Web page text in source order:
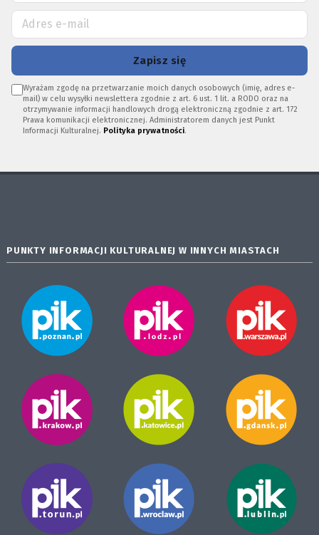
Zapisz się
Wyrażam zgodę na przetwarzanie moich danych osobowych (imię, adres e-
mail) w celu wysyłki newslettera zgodnie z art. 6 ust. 1 lit. a RODO oraz na
otrzymywanie informacji handlowych drogą elektroniczną zgodnie z art. 172
Prawa komunikacji elektronicznej. Administratorem danych jest Punkt
Informacji Kulturalnej. Polityka prywatności.
PUNKTY INFORMACJI KULTURALNEJ W INNYCH MIASTACH